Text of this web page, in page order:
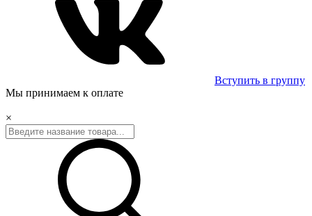
Вступить в группу
Мы принимаем к оплате
×